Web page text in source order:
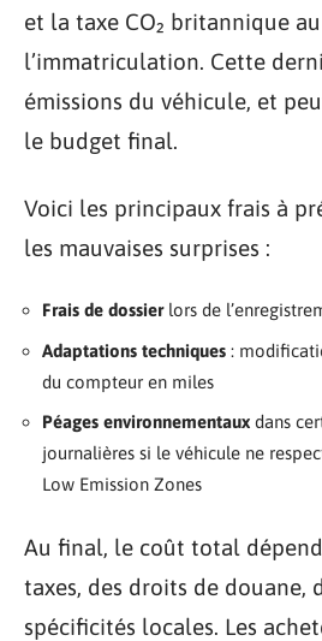
et la taxe CO₂ britannique
l’immatriculation. Cette
émissions du véhicule, et
le budget final.
Voici les principaux frais à
les mauvaises surprises :
Frais de dossierlors de
Adaptations techniques :
du compteur en miles
Péages environnementaux dans
journalières si le véhicule ne
Low Emission Zones
Au final, le coût total
taxes, des droits de douane,
spécificités locales. Les